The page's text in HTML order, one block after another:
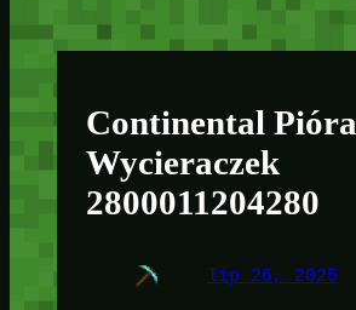
Continental Pióra
Wycieraczek
2800011204280
lip 26, 2025